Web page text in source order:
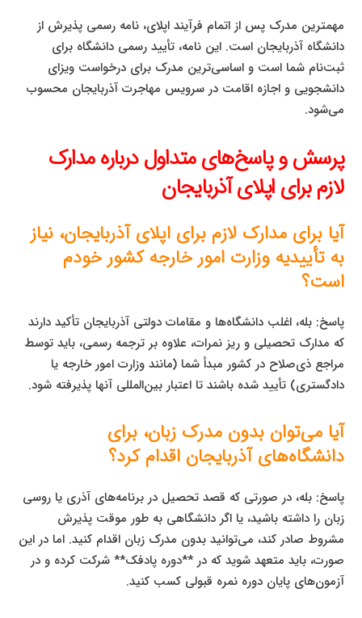
مهمترین مدرک پس از اتمام فرآیند اپلای، نامه رسمی پذیرش از
دانشگاه آذربایجان است. این نامه، تأیید رسمی دانشگاه برای
ثبت‌نام شما است و اساسی‌ترین مدرک برای درخواست ویزای
دانشجویی و اجازه اقامت در سرویس مهاجرت آذربایجان محسوب
می‌شود.
پرسش و پاسخ‌های متداول درباره مدارک
لازم برای اپلای آذربایجان
آیا برای مدارک لازم برای اپلای آذربایجان، نیاز
به تأییدیه وزارت امور خارجه کشور خودم
است؟
پاسخ: بله، اغلب دانشگاه‌ها و مقامات دولتی آذربایجان تأکید دارند
که مدارک تحصیلی و ریز نمرات، علاوه بر ترجمه رسمی، باید توسط
مراجع ذی‌صلاح در کشور مبدأ شما (مانند وزارت امور خارجه یا
دادگستری) تأیید شده باشند تا اعتبار بین‌المللی آنها پذیرفته شود.
آیا می‌توان بدون مدرک زبان، برای
دانشگاه‌های آذربایجان اقدام کرد؟
پاسخ: بله، در صورتی که قصد تحصیل در برنامه‌های آذری یا روسی
زبان را داشته باشید، یا اگر دانشگاهی به طور موقت پذیرش
مشروط صادر کند، می‌توانید بدون مدرک زبان اقدام کنید. اما در این
صورت، باید متعهد شوید که در **دوره پادفک** شرکت کرده و در
آزمون‌های پایان دوره نمره قبولی کسب کنید.